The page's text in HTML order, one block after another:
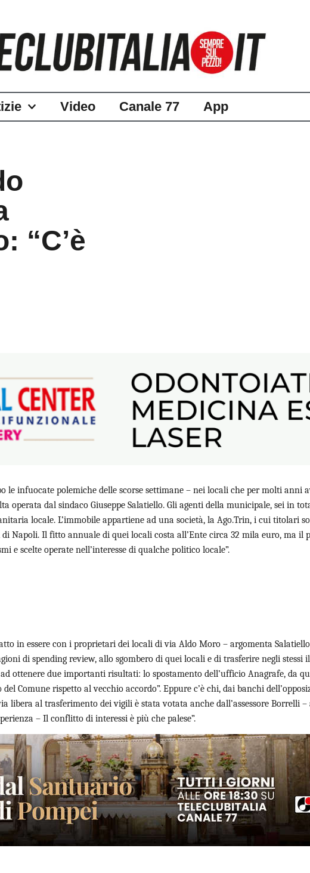
Video Canale 77 App
“C’è
infuocate polemiche delle scorse settimane – nei locali che per molti anni
operata dal sindaco Giuseppe Salatiello. Gli agenti della municipale, sei in
locale. L’immobile appartiene ad una società, la Ago.Trin, i cui titolari
di Napoli. Il fitto annuale di quei locali costa all’Ente circa 32 mila euro, ma
scelte operate nell’interesse di qualche politico locale”.
in essere con i proprietari dei locali di via Aldo Moro – argomenta
di spending review, allo sgombero di quei locali e di trasferire negli
ottenere due importanti risultati: lo spostamento dell’ufficio Anagrafe, da
Comune rispetto al vecchio accordo”. Eppure c’è chi, dai banchi
libera al trasferimento dei vigili è stata votata anche dall’assessore Borrelli
– Il conflitto di interessi è più che palese”.